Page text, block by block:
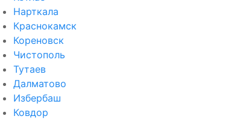
Нарткала
Краснокамск
Кореновск
Чистополь
Тутаев
Далматово
Избербаш
Ковдор